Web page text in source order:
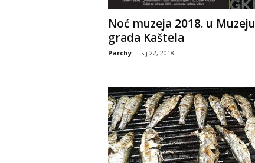
Noć muzeja 2018. u Muzeju
grada Kaštela
Parchy - sij 22, 2018